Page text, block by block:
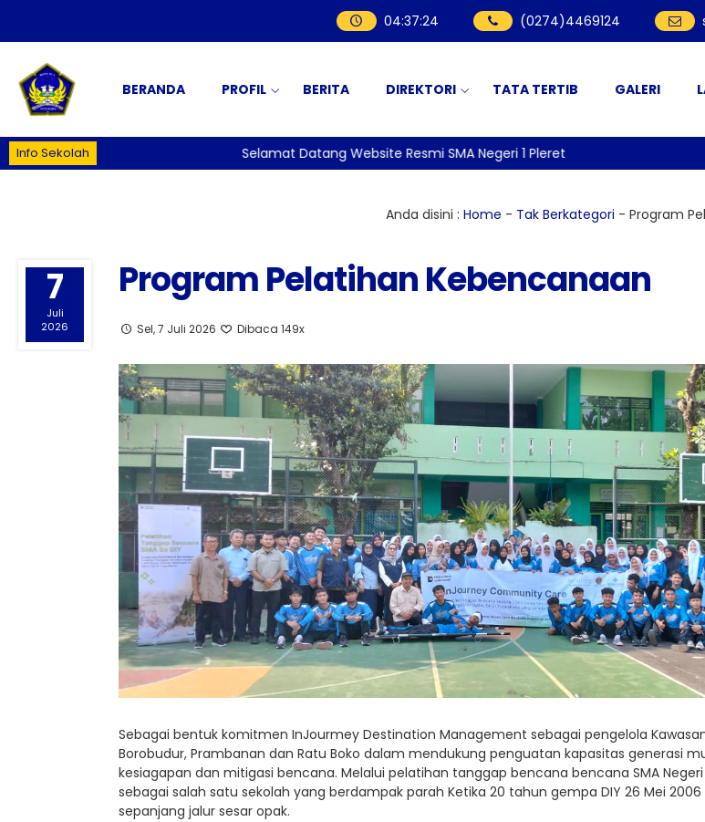
04:37:25 (0274)4469124
BERANDA PROFIL BERITA DIREKTORI TATA TERTIB GALERI
Info Sekolah Selamat Datang Website Resmi SMA Negeri 1 Pleret
Anda disini : Home - Tak Berkategori - Program
7
Juli
2026
Program Pelatihan Kebencanaan
Sel, 7 Juli 2026 Dibaca 149x
Sebagai bentuk komitmen InJourmey Destination Management sebagai pengelola
Borobudur, Prambanan dan Ratu Boko dalam mendukung penguatan kapasitas generasi
kesiagapan dan mitigasi bencana. Melalui pelatihan tanggap bencana bencana SMA Negeri
sebagai salah satu sekolah yang berdampak parah Ketika 20 tahun gempa DIY 26 Mei
sepanjang jalur sesar opak.